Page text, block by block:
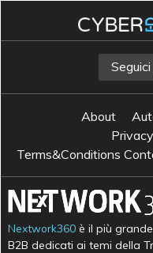
Seguici
About
Terms&Conditions
Nextwork360 è il più
B2B dedicati ai temi della